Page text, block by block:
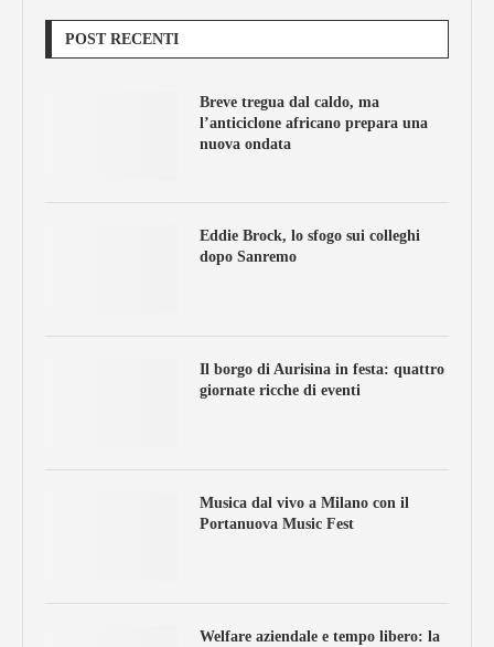
POST RECENTI
Breve tregua dal caldo, ma
l’anticiclone africano prepara una
nuova ondata
Eddie Brock, lo sfogo sui colleghi
dopo Sanremo
Il borgo di Aurisina in festa: quattro
giornate ricche di eventi
Musica dal vivo a Milano con il
Portanuova Music Fest
Welfare aziendale e tempo libero: la